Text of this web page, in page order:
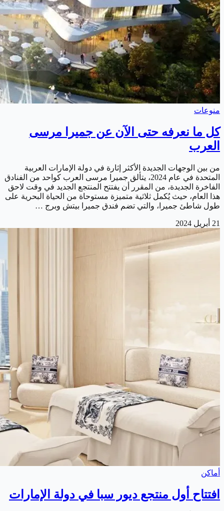
منوعات
كل ما نعرفه حتى الآن عن جميرا مرسى
العرب
من بين الوجهات الجديدة الأكثر إثارة في دولة الإمارات العربية
المتحدة في عام 2024، يتألق جميرا مرسى العرب كواحد من الفنادق
الفاخرة الجديدة، من المقرر أن يفتتح المنتجع الجديد في وقت لاحق
هذا العام، حيث يُكمل ثلاثية متميزة مستوحاة من الحياة البحرية على
طول شاطئ جميرا، والتي تضم فندق جميرا بيتش وبرج …
21 أبريل 2024
أماكن
افتتاح أول منتجع ديور سبا في دولة الإمارات